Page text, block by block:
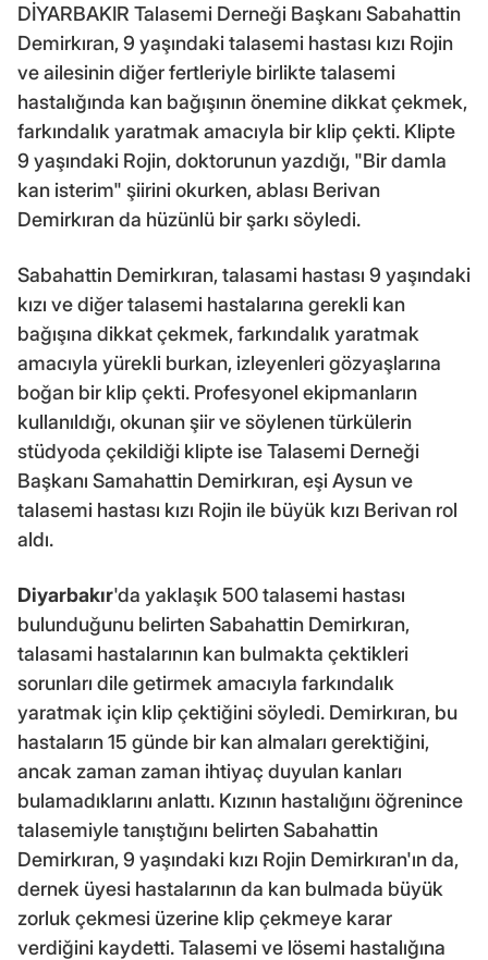
DİYARBAKIR Talasemi Derneği Başkanı Sabahattin
Demirkıran, 9 yaşındaki talasemi hastası kızı Rojin
ve ailesinin diğer fertleriyle birlikte talasemi
hastalığında kan bağışının önemine dikkat çekmek,
farkındalık yaratmak amacıyla bir klip çekti. Klipte
9 yaşındaki Rojin, doktorunun yazdığı, "Bir damla
kan isterim" şiirini okurken, ablası Berivan
Demirkıran da hüzünlü bir şarkı söyledi.
Sabahattin Demirkıran, talasami hastası 9 yaşındaki
kızı ve diğer talasemi hastalarına gerekli kan
bağışına dikkat çekmek, farkındalık yaratmak
amacıyla yürekli burkan, izleyenleri gözyaşlarına
boğan bir klip çekti. Profesyonel ekipmanların
kullanıldığı, okunan şiir ve söylenen türkülerin
stüdyoda çekildiği klipte ise Talasemi Derneği
Başkanı Samahattin Demirkıran, eşi Aysun ve
talasemi hastası kızı Rojin ile büyük kızı Berivan rol
aldı.
Diyarbakır'da yaklaşık 500 talasemi hastası
bulunduğunu belirten Sabahattin Demirkıran,
talasami hastalarının kan bulmakta çektikleri
sorunları dile getirmek amacıyla farkındalık
yaratmak için klip çektiğini söyledi. Demirkıran, bu
hastaların 15 günde bir kan almaları gerektiğini,
ancak zaman zaman ihtiyaç duyulan kanları
bulamadıklarını anlattı. Kızının hastalığını öğrenince
talasemiyle tanıştığını belirten Sabahattin
Demirkıran, 9 yaşındaki kızı Rojin Demirkıran'ın da,
dernek üyesi hastalarının da kan bulmada büyük
zorluk çekmesi üzerine klip çekmeye karar
verdiğini kaydetti. Talasemi ve lösemi hastalığına